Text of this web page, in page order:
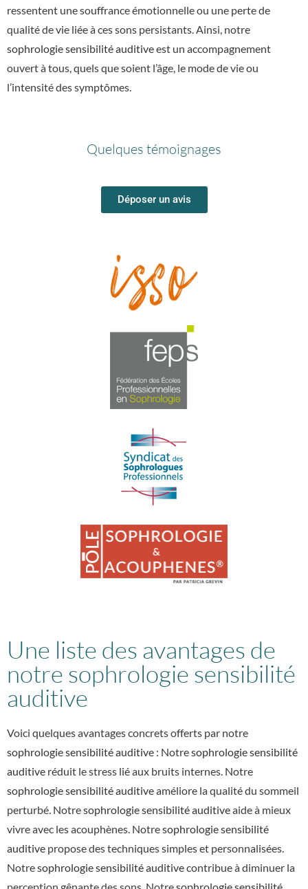
ressentent une souffrance émotionnelle ou une perte de
qualité de vie liée à ces sons persistants. Ainsi, notre
sophrologie sensibilité auditiveest un accompagnement
ouvert à tous, quels que soient l’âge, le mode de vie ou
l’intensité des symptômes.
Quelques témoignages
Déposer un avis
Une liste des avantages de
notre sophrologie sensibilité
auditive
Voici quelques avantages concrets offerts par notre
sophrologie sensibilité auditive : Notresophrologie sensibilité
auditive réduit le stress lié aux bruits internes. Notre
sophrologie sensibilité auditiveaméliore la qualité du sommeil
perturbé. Notresophrologie sensibilité auditiveaide à mieux
vivre avec les acouphènes. Notresophrologie sensibilité
auditive propose des techniques simples et personnalisées.
Notresophrologie sensibilité auditivecontribue à diminuer la